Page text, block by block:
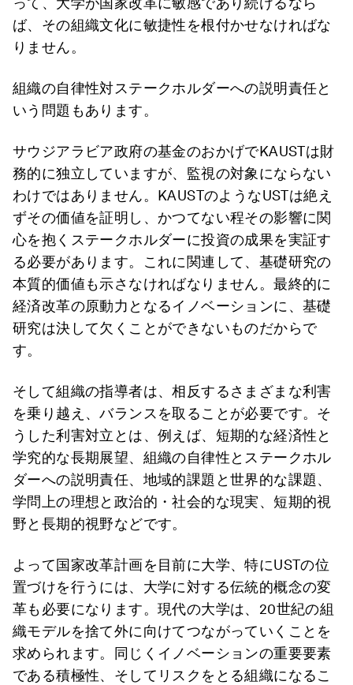
ば、その組織文化に敏捷性を根付かせなければな
りません。
組織の自律性対ステークホルダーへの説明責任と
いう問題もあります。
サウジアラビア政府の基金のおかげでKAUSTは財
務的に独立していますが、監視の対象にならない
わけではありません。KAUSTのようなUSTは絶え
ずその価値を証明し、かつてない程その影響に関
心を抱くステークホルダーに投資の成果を実証す
る必要があります。これに関連して、基礎研究の
本質的価値も示さなければなりません。最終的に
経済改革の原動力となるイノベーションに、基礎
研究は決して欠くことができないものだからで
す。
そして組織の指導者は、相反するさまざまな利害
を乗り越え、バランスを取ることが必要です。そ
うした利害対立とは、例えば、短期的な経済性と
学究的な長期展望、組織の自律性とステークホル
ダーへの説明責任、地域的課題と世界的な課題、
学問上の理想と政治的・社会的な現実、短期的視
野と長期的視野などです。
よって国家改革計画を目前に大学、特にUSTの位
置づけを行うには、大学に対する伝統的概念の変
革も必要になります。現代の大学は、20世紀の組
織モデルを捨て外に向けてつながっていくことを
求められます。同じくイノベーションの重要要素
である積極性、そしてリスクをとる組織になるこ